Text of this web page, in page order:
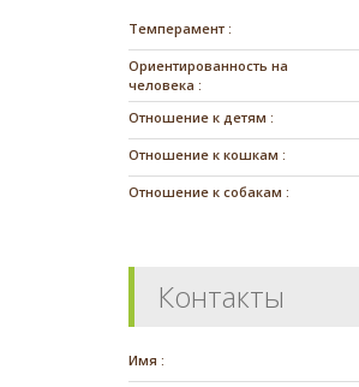
Темперамент :
Ориентированность на
человека :
Отношение к детям :
Отношение к кошкам :
Отношение к собакам :
Контакты
Имя :